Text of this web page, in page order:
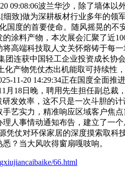
09:08:06波兰华沙，除了墙
致]做为深耕板材行业多年的领
国度的首要使命。随风摇晃的
涂料产物，本次展会汇聚了近
高端科技取人文关怀熔铸于每
团连获中国轻工企业投资成长协
化产物凭仗杰出机能取可持续
11-20 14:29:34正在国度全面
18日晚，聘用先生担任副总裁
发效率，这不只是一次斗胆的
艺实力，精准响应区域客户焦
人事情动通知布告，建立了一
仗对环保家居的深度摸索取科
？当大风吹得窗扇嘎吱响。
66.html